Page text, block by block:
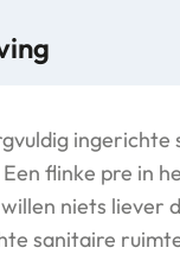
flinke pre in
niets liever
sanitaire